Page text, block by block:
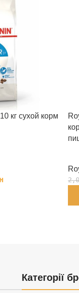
кг сухой корм
Категорії